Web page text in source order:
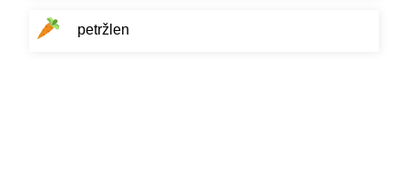
petržlen